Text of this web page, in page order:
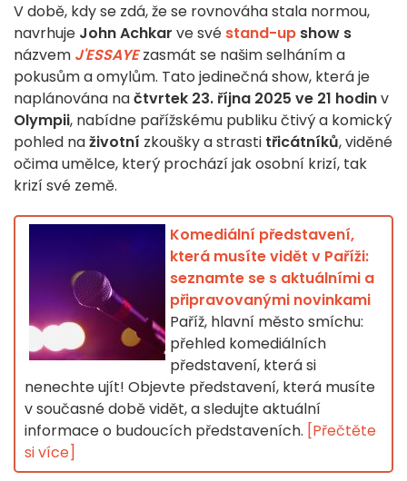
V době, kdy se zdá, že se rovnováha stala normou,
navrhuje John Achkar ve své stand-up show s
názvem J'ESSAYEzasmát se našim selháním a
pokusům a omylům. Tato jedinečná show, která je
naplánována načtvrtek 23. října 2025 ve 21 hodinv
Olympii, nabídne pařížskému publiku čtivý a komický
pohled naživotní zkoušky a strasti třicátníků, viděné
očima umělce, který prochází jak osobní krizí, tak
krizí své země.
Komediální představení,
která musíte vidět v Paříži:
seznamte se s aktuálními a
připravovanými novinkami
Paříž, hlavní město smíchu:
přehled komediálních
představení, která si
nenechte ujít! Objevte představení, která musíte
v současné době vidět, a sledujte aktuální
informace o budoucích představeních. [Přečtěte
si více]